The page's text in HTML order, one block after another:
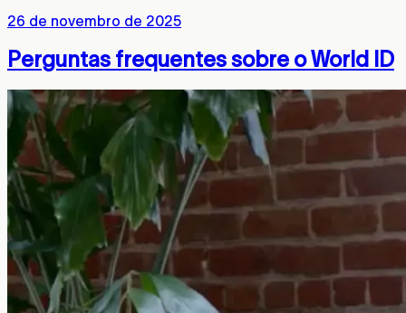
26 de novembro de 2025
Perguntas frequentes sobre o World ID